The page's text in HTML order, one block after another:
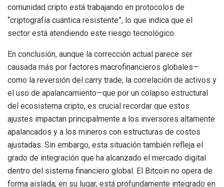
comunidad cripto está trabajando en protocolos de
“criptografía cuántica resistente”, lo que indica que el
sector está atendiendo este riesgo tecnológico.
En conclusión, aunque la corrección actual parece ser
causada más por factores macrofinancieros globales—
como la reversión del carry trade, la correlación de activos y
el uso de apalancamiento—que por un colapso estructural
del ecosistema cripto, es crucial recordar que estos
ajustes impactan principalmente a los inversores altamente
apalancados y a los mineros con estructuras de costos
ajustadas. Sin embargo, esta situación también refleja el
grado de integración que ha alcanzado el mercado digital
dentro del sistema financiero global. El Bitcoin no opera de
forma aislada; en su lugar, está profundamente integrado en